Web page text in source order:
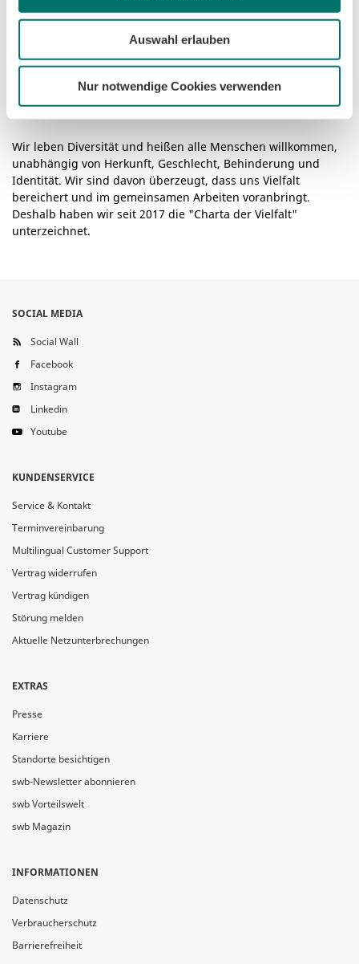
Auswahl erlauben
Nur notwendige Cookies verwenden
Wir leben Diversität und heißen alle Menschen willkommen,
unabhängig von Herkunft, Geschlecht, Behinderung und
Identität. Wir sind davon überzeugt, dass uns Vielfalt
bereichert und im gemeinsamen Arbeiten voranbringt.
Deshalb haben wir seit 2017 die "Charta der Vielfalt"
unterzeichnet.
SOCIAL MEDIA
Social Wall
Facebook
Instagram
Linkedin
Youtube
KUNDENSERVICE
Service & Kontakt
Terminvereinbarung
Multilingual Customer Support
Vertrag widerrufen
Vertrag kündigen
Störung melden
Aktuelle Netzunterbrechungen
EXTRAS
Presse
Karriere
Standorte besichtigen
swb-Newsletter abonnieren
swb Vorteilswelt
swb Magazin
INFORMATIONEN
Datenschutz
Verbraucherschutz
Barrierefreiheit